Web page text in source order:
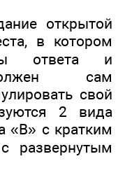
открытой
в котором
ответа и
сам
свой
2 вида
«В» с кратким
развернутым